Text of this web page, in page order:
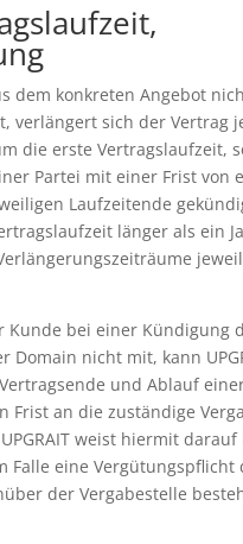
dem konkreten Angebot
verlängert sich der Vertrag
die erste Vertragslaufzeit,
Partei mit einer Frist von
Laufzeitende
länger als ein
Kunde bei einer Kündigung
Domain nicht mit, kann
und Ablauf
Frist an die zuständige
weist hiermit darauf
Falle eine Vergütungspflicht
der Vergabestelle